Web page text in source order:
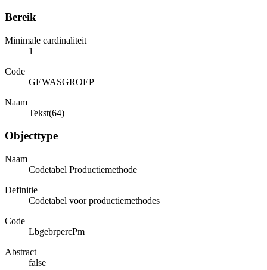
Bereik
Minimale cardinaliteit
1
Code
GEWASGROEP
Naam
Tekst(64)
Objecttype
Naam
Codetabel Productiemethode
Definitie
Codetabel voor productiemethodes
Code
LbgebrpercPm
Abstract
false